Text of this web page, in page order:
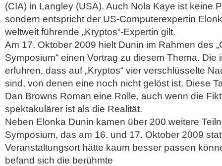
(CIA) in Langley (USA). Auch Nola Kaye ist keine
sondern entspricht der US-Computerexpertin
weltweit führende „Kryptos“-Expertin gilt.
Am 17. Oktober 2009 hielt Dunin im Rahmen des
Symposium“ einen Vortrag zu diesem Thema. Die
erfuhren, dass auf „Kryptos“ vier verschlüsselte
sind, von denen eine noch nicht gelöst ist. Diese
Dan Browns Roman eine Rolle, auch wenn die
spektakulärer ist als die Realität.
Neben Elonka Dunin kamen über 200 weitere
Symposium, das am 16. und 17. Oktober 2009
Veranstaltungsort hätte kaum besser passen
befand sich die berühmte